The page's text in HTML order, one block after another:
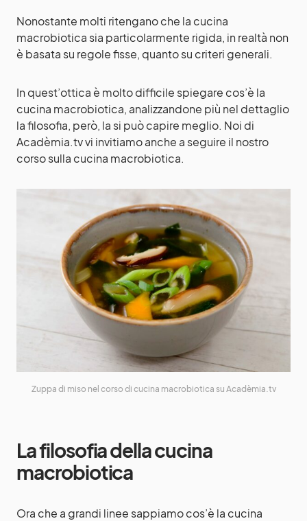
Nonostante molti ritengano che la cucina
macrobiotica sia particolarmente rigida, in realtà non
è basata su regole fisse, quanto su criteri generali.
In quest’ottica è molto difficile spiegare cos’è la
cucina macrobiotica, analizzandone più nel dettaglio
la filosofia, però, la si può capire meglio. Noi di
Acadèmia.tv vi invitiamo anche a seguire il nostro
corsosulla cucina macrobiotica.
Zuppa di miso nel corso di cucina macrobiotica su Acadèmia.tv
La filosofia della cucina
macrobiotica
Ora che a grandi linee sappiamo cos’è la cucina